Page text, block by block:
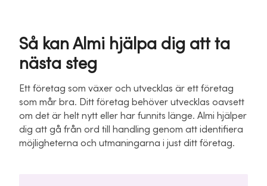
Så kan Almi hjälpa dig att ta
nästa steg
Ett företag som växer och utvecklas är ett företag
som mår bra. Ditt företag behöver utvecklas oavsett
om det är helt nytt eller har funnits länge. Almi hjälper
dig att gå från ord till handling genom att identifiera
möjligheterna och utmaningarna i just ditt företag.